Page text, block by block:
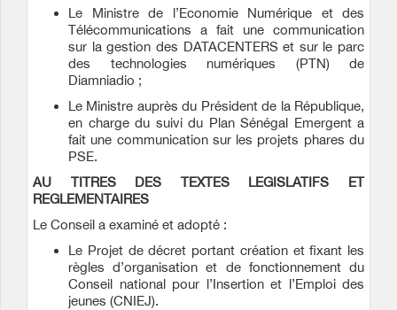
Le Ministre de l’Economie Numérique et des
Télécommunications a fait une communication
sur la gestion des DATACENTERS et sur le parc
des technologies numériques (PTN) de
Diamniadio ;
Le Ministre auprès du Président de la République,
en charge du suivi du Plan Sénégal Emergent a
fait une communication sur les projets phares du
PSE.
AU TITRES DES TEXTES LEGISLATIFS ET
REGLEMENTAIRES
Le Conseil a examiné et adopté :
Le Projet de décret portant création et fixant les
règles d’organisation et de fonctionnement du
Conseil national pour l’Insertion et l’Emploi des
jeunes (CNIEJ).